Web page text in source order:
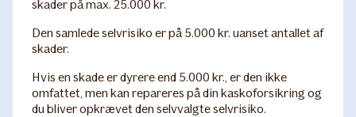
skader på max. 25.000 kr.
Den samlede selvrisiko er på 5.000 kr. uanset antallet af
skader.
Hvis en skade er dyrere end 5.000 kr., er den ikke
omfattet, men kan repareres på din kaskoforsikring og
du bliver opkrævet den selvvalgte selvrisiko.